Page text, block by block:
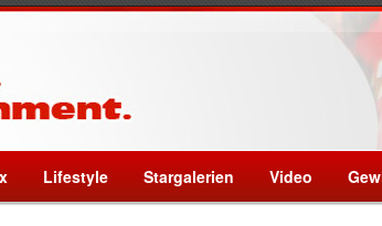
Lifestyle Stargalerien Video